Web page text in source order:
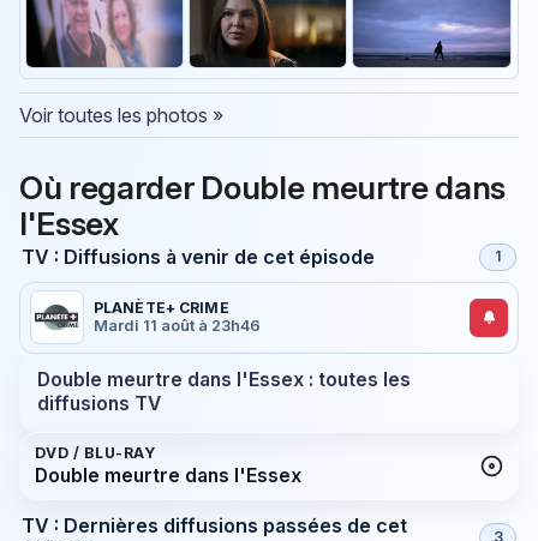
Voir toutes les photos »
Où regarder Double meurtre dans
l'Essex
TV : Diffusions à venir de cet épisode 1
PLANÈTE+ CRIME
Mardi 11 août à 23h46
Double meurtre dans l'Essex : toutes les
diffusions TV
DVD / BLU-RAY
Double meurtre dans l'Essex
TV : Dernières diffusions passées de cet
3